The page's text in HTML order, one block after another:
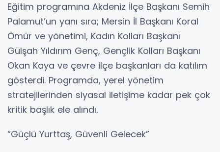
Eğitim programına Akdeniz İlçe Başkanı Semih
Palamut’un yanı sıra; Mersin İl Başkanı Koral
Ömür ve yönetimi, Kadın Kolları Başkanı
Gülşah Yıldırım Genç, Gençlik Kolları Başkanı
Okan Kaya ve çevre ilçe başkanları da katılım
gösterdi. Programda, yerel yönetim
stratejilerinden siyasal iletişime kadar pek çok
kritik başlık ele alındı.
“Güçlü Yurttaş, Güvenli Gelecek”